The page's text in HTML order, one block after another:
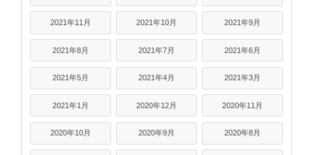
2021年11月 2021年10月 2021年9月
2021年8月 2021年7月 2021年6月
2021年5月 2021年4月 2021年3月
2021年1月 2020年12月 2020年11月
2020年10月 2020年9月 2020年8月